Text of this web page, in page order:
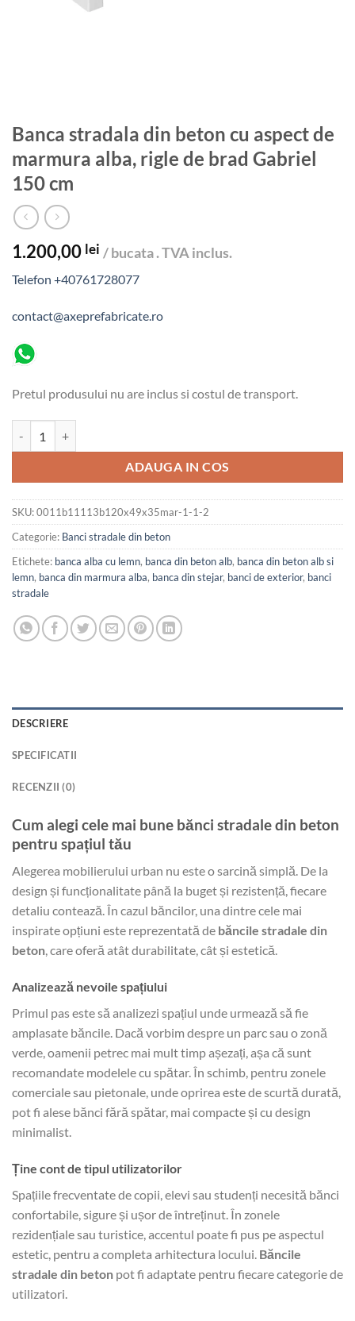
Banca stradala din beton cu aspect de
marmura alba, rigle de brad Gabriel
150 cm
1.200,00 lei / bucata . TVA inclus.
Telefon +40761728077
contact@axeprefabricate.ro
Pretul produsului nu are inclus si costul de transport.
ADAUGA IN COS
SKU:0011b11113b120x49x35mar-1-1-2
Categorie: Banci stradale din beton
Etichete: banca alba cu lemn, banca din beton alb, banca din beton alb si
lemn, banca din marmura alba, banca din stejar, banci de exterior, banci
stradale
DESCRIERE
SPECIFICATII
RECENZII (0)
Cum alegi cele mai bune bănci stradale din beton
pentru spațiul tău
Alegerea mobilierului urban nu este o sarcină simplă. De la
design și funcționalitate până la buget și rezistență, fiecare
detaliu contează. În cazul băncilor, una dintre cele mai
inspirate opțiuni este reprezentată de băncile stradale din
beton, care oferă atât durabilitate, cât și estetică.
Analizează nevoile spațiului
Primul pas este să analizezi spațiul unde urmează să fie
amplasate băncile. Dacă vorbim despre un parc sau o zonă
verde, oamenii petrec mai mult timp așezați, așa că sunt
recomandate modelele cu spătar. În schimb, pentru zonele
comerciale sau pietonale, unde oprirea este de scurtă durată,
pot fi alese bănci fără spătar, mai compacte și cu design
minimalist.
Ține cont de tipul utilizatorilor
Spațiile frecventate de copii, elevi sau studenți necesită bănci
confortabile, sigure și ușor de întreținut. În zonele
rezidențiale sau turistice, accentul poate fi pus pe aspectul
estetic, pentru a completa arhitectura locului. Băncile
stradale din beton pot fi adaptate pentru fiecare categorie de
utilizatori.